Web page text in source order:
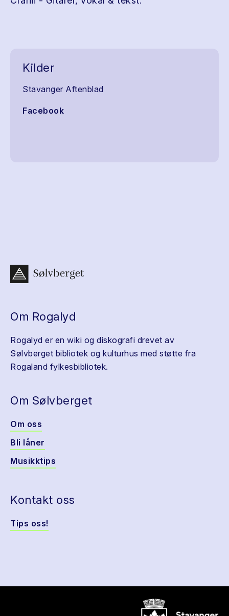
Kilder
Stavanger Aftenblad
Facebook
Om Rogalyd
Rogalyd er en wiki og diskografi drevet av
Sølvberget bibliotek og kulturhus med støtte fra
Rogaland fylkesbibliotek.
Om Sølvberget
Om oss
Bli låner
Musikktips
Kontakt oss
Tips oss!